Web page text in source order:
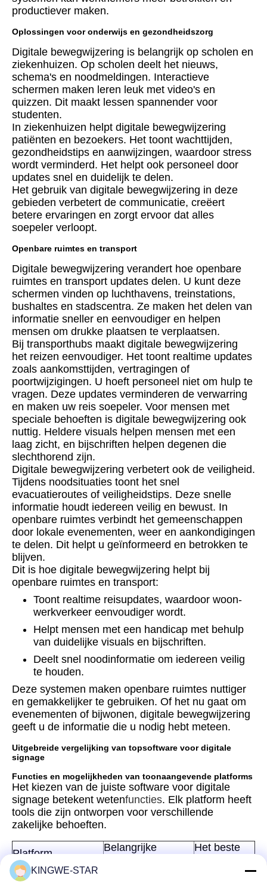
productiever maken.
Oplossingen voor onderwijs en gezondheidszorg
Digitale bewegwijzering is belangrijk op scholen en
ziekenhuizen. Op scholen deelt het nieuws,
schema's en noodmeldingen. Interactieve
schermen maken leren leuk met video's en
quizzen. Dit maakt lessen spannender voor
studenten.
In ziekenhuizen helpt digitale bewegwijzering
patiënten en bezoekers. Het toont wachttijden,
gezondheidstips en aanwijzingen, waardoor stress
wordt verminderd. Het helpt ook personeel door
updates snel en duidelijk te delen.
Het gebruik van digitale bewegwijzering in deze
gebieden verbetert de communicatie, creëert
betere ervaringen en zorgt ervoor dat alles
soepeler verloopt.
Openbare ruimtes en transport
Digitale bewegwijzering verandert hoe openbare
ruimtes en transport updates delen. U kunt deze
schermen vinden op luchthavens, treinstations,
bushaltes en stadscentra. Ze maken het delen van
informatie sneller en eenvoudiger en helpen
mensen om drukke plaatsen te verplaatsen.
Bij transporthubs maakt digitale bewegwijzering
het reizen eenvoudiger. Het toont realtime updates
zoals aankomsttijden, vertragingen of
poortwijzigingen. U hoeft personeel niet om hulp te
vragen. Deze updates verminderen de verwarring
en maken uw reis soepeler. Voor mensen met
speciale behoeften is digitale bewegwijzering ook
nuttig. Heldere visuals helpen mensen met een
laag zicht, en bijschriften helpen degenen die
slechthorend zijn.
Digitale bewegwijzering verbetert ook de veiligheid.
Tijdens noodsituaties toont het snel
evacuatieroutes of veiligheidstips. Deze snelle
informatie houdt iedereen veilig en bewust. In
openbare ruimtes verbindt het gemeenschappen
door lokale evenementen, weer en aankondigingen
te delen. Dit helpt u geïnformeerd en betrokken te
blijven.
Dit is hoe digitale bewegwijzering helpt bij
openbare ruimtes en transport:
Toont realtime reisupdates, waardoor woon-
werkverkeer eenvoudiger wordt.
Helpt mensen met een handicap met behulp
van duidelijke visuals en bijschriften.
Deelt snel noodinformatie om iedereen veilig
te houden.
Deze systemen maken openbare ruimtes nuttiger
en gemakkelijker te gebruiken. Of het nu gaat om
evenementen of bijwonen, digitale bewegwijzering
geeft u de informatie die u nodig hebt meteen.
Uitgebreide vergelijking van topsoftware voor digitale
signage
Functies en mogelijkheden van toonaangevende platforms
Het kiezen van de juiste software voor digitale
signage betekent wetenfuncties. Elk platform heeft
tools die zijn ontworpen voor verschillende
zakelijke behoeften.
Platform
Belangrijke
Het beste
KINGWE-STAR